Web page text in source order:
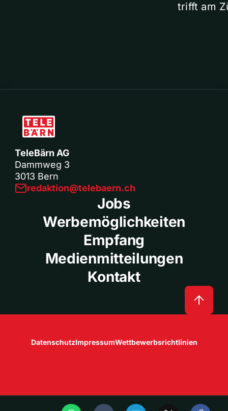
trifft am
TeleBärn AG
Dammweg 3
3013 Bern
redaktion@telebaern.ch
Jobs
Werbemöglichkeiten
Empfang
Medienmitteilungen
Kontakt
DatenschutzImpressumWettbewerbsrichtlinien